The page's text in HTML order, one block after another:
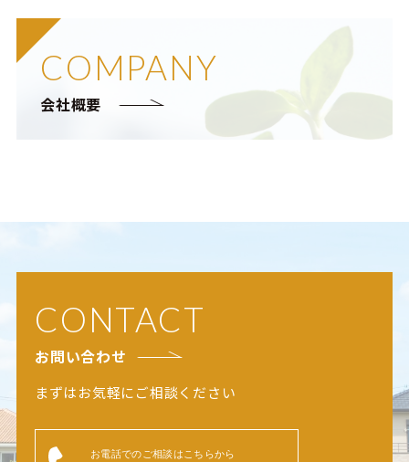
COMPANY
会社概要
CONTACT
お問い合わせ
まずはお気軽にご相談ください
お電話でのご相談はこちらから